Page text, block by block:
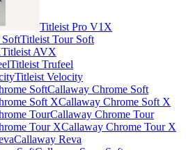
Titleist Pro V1X
Titleist Tour Soft
Titleist AVX
Titleist Trufeel
Titleist Velocity
Callaway Chrome Soft
Callaway Chrome Soft X
Callaway Chrome Tour
Callaway Chrome Tour X
Callaway Reva